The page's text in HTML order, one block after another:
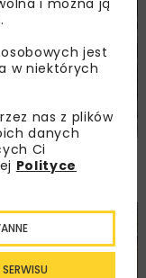
odcinek Gdów
jest
w niektórych
nas z plików
danych
Ci
Polityce